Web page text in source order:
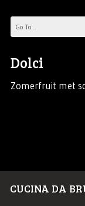
Dolci
Zomerfruit met
CUCINA DA